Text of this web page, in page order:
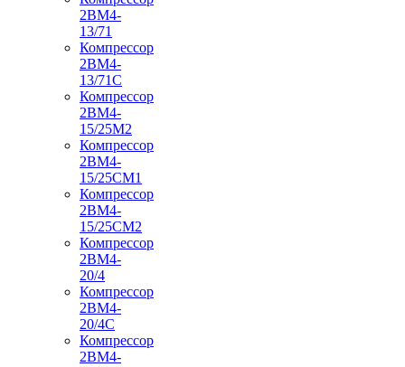
2ВМ4-
13/71
Компрессор
2ВМ4-
13/71С
Компрессор
2ВМ4-
15/25М2
Компрессор
2ВМ4-
15/25СМ1
Компрессор
2ВМ4-
15/25СМ2
Компрессор
2ВМ4-
20/4
Компрессор
2ВМ4-
20/4С
Компрессор
2ВМ4-